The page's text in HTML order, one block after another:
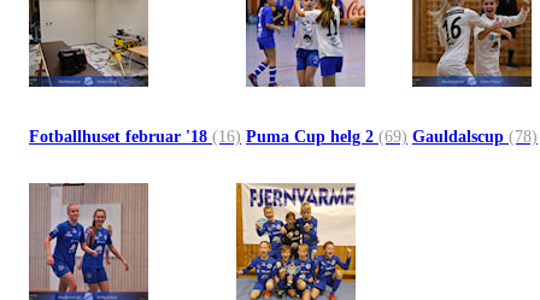
Fotballhuset februar '18 (16) Puma Cup helg 2 (69) Gauldalscup (78)